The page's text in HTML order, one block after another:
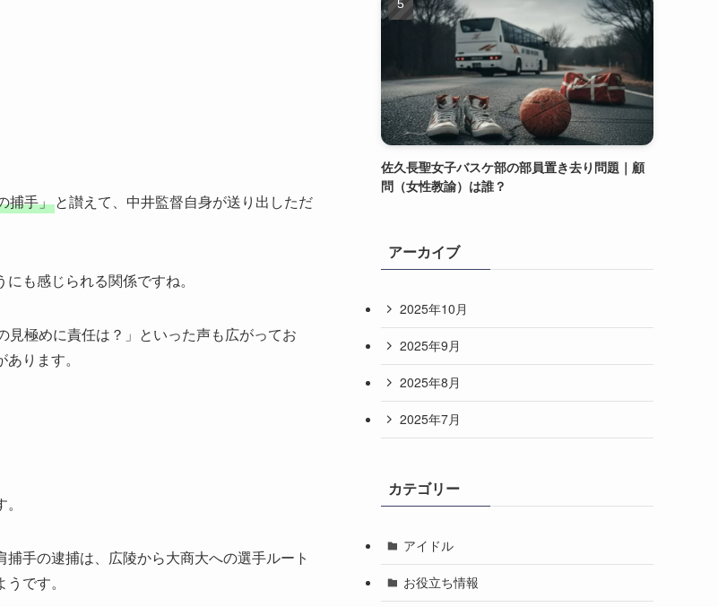
捕手」と讃えて、中井監督自身が送り出しただ
も感じられる関係ですね。
極めに責任は？」といった声も広がってお
ります。
手の逮捕は、広陵から大商大への選手ルート
です。
佐久長聖女子バスケ部の部員置き去り問題｜顧
問（女性教諭）は誰？
アーカイブ
2025年10月
2025年9月
2025年8月
2025年7月
カテゴリー
アイドル
お役立ち情報